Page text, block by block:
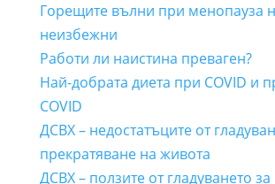
Горещите вълни при менопауза
неизбежни
Работи ли наистина преваген?
Най-добрата диета при COVID и
COVID
ДСВХ – недостатъците от
прекратяване на живота
ДСВХ – ползите от гладуването за